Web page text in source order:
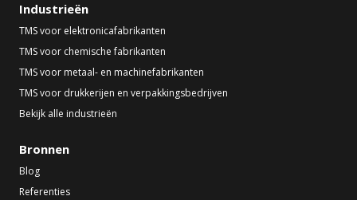
Industrieën
TMS voor elektronicafabrikanten
TMS voor chemische fabrikanten
TMS voor metaal- en machinefabrikanten
TMS voor drukkerijen en verpakkingsbedrijven
Bekijk alle industrieën
Bronnen
Blog
Referenties